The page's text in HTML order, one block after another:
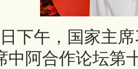
下午，国家主
中阿合作论坛第